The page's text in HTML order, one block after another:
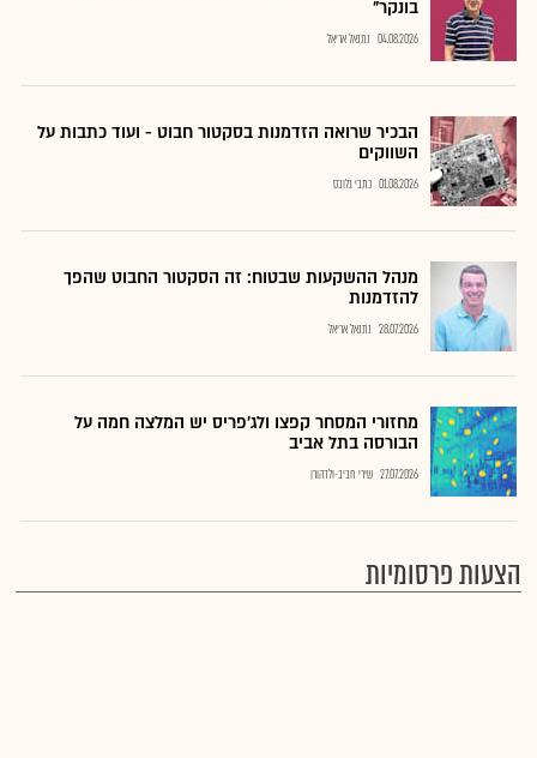
בונקר"
04.08.2026 נתנאל אריאל
הבכיר שרואה הזדמנות בסקטור חבוט - ועוד כתבות על
השווקים
01.08.2026 כתבי גלובס
מנהל ההשקעות שבטוח: זה הסקטור החבוט שהפך
להזדמנות
28.07.2026 נתנאל אריאל
מחזורי המסחר קפצו ולג'פריס יש המלצה חמה על
הבורסה בתל אביב
27.07.2026 שירי חביב-ולדהורן
הצעות פרסומיות